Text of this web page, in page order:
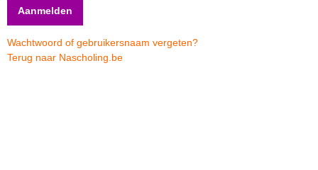
Wachtwoord of gebruikersnaam vergeten?
Terug naar Nascholing.be